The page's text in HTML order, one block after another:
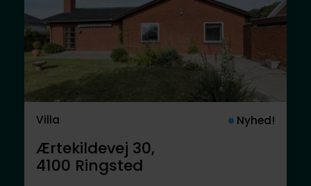
Villa Nyhed!
Ærtekildevej 30,
4100 Ringsted